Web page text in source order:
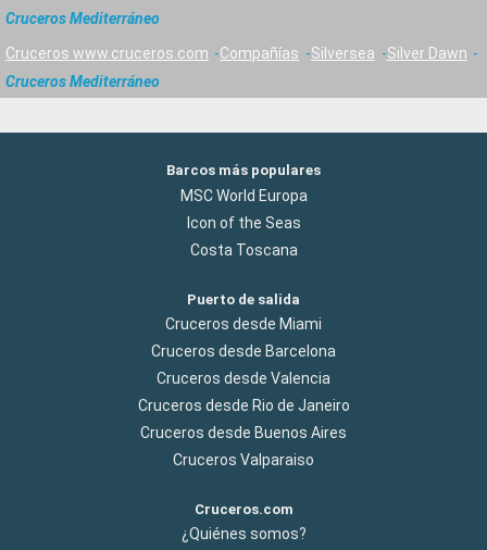
Cruceros Mediterráneo
Cruceros www.cruceros.com Compañías Silversea
Silver Dawn
Cruceros Mediterráneo
Barcos más populares
MSC World Europa
Icon of the Seas
Costa Toscana
Puerto de salida
Cruceros desde Miami
Cruceros desde Barcelona
Cruceros desde Valencia
Cruceros desde Rio de Janeiro
Cruceros desde Buenos Aires
Cruceros Valparaiso
Cruceros.com
¿Quiénes somos?